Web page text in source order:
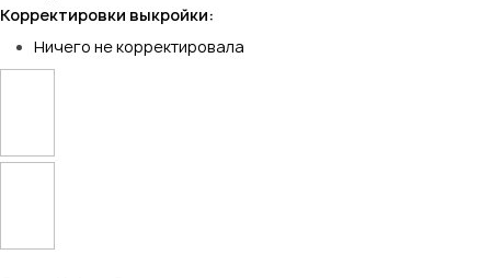
Корректировки выкройки:
Ничего не корректировала